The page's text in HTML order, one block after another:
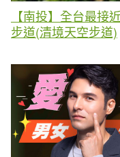
【南投】全台最接
步道(清境天空步道)